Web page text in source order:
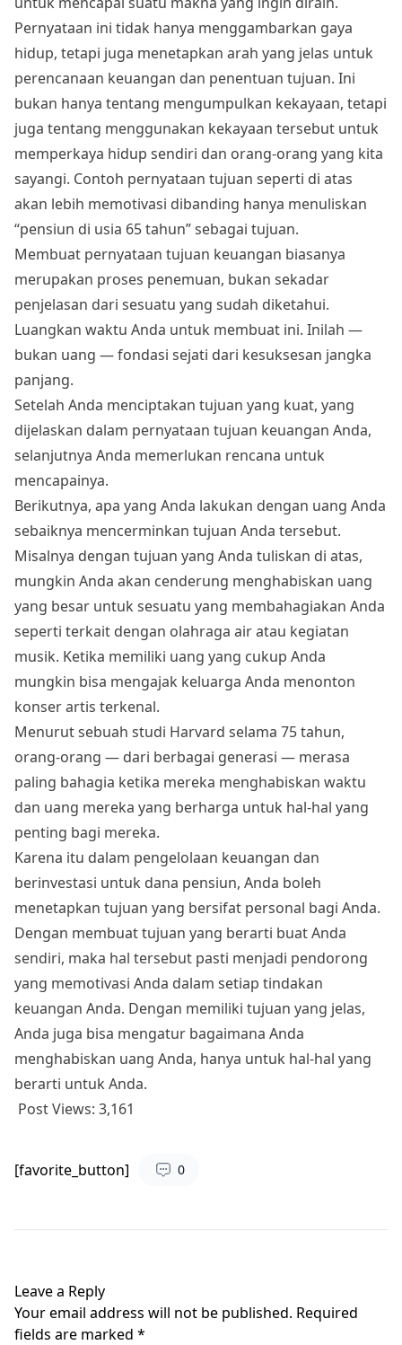
Pernyataan ini tidak hanya menggambarkan gaya
hidup, tetapi juga menetapkan arah yang jelas untuk
perencanaan keuangan dan penentuan tujuan. Ini
bukan hanya tentang mengumpulkan kekayaan, tetapi
juga tentang menggunakan kekayaan tersebut untuk
memperkaya hidup sendiri dan orang-orang yang kita
sayangi. Contoh pernyataan tujuan seperti di atas
akan lebih memotivasi dibanding hanya menuliskan
“pensiun di usia 65 tahun” sebagai tujuan.
Membuat pernyataan tujuan keuangan biasanya
merupakan proses penemuan, bukan sekadar
penjelasan dari sesuatu yang sudah diketahui.
Luangkan waktu Anda untuk membuat ini. Inilah —
bukan uang — fondasi sejati dari kesuksesan jangka
panjang.
Setelah Anda menciptakan tujuan yang kuat, yang
dijelaskan dalam pernyataan tujuan keuangan Anda,
selanjutnya Anda memerlukan rencana untuk
mencapainya.
Berikutnya, apa yang Anda lakukan dengan uang Anda
sebaiknya mencerminkan tujuan Anda tersebut.
Misalnya dengan tujuan yang Anda tuliskan di atas,
mungkin Anda akan cenderung menghabiskan uang
yang besar untuk sesuatu yang membahagiakan Anda
seperti terkait dengan olahraga air atau kegiatan
musik. Ketika memiliki uang yang cukup Anda
mungkin bisa mengajak keluarga Anda menonton
konser artis terkenal.
Menurut sebuah studi Harvard selama 75 tahun,
orang-orang — dari berbagai generasi — merasa
paling bahagia ketika mereka menghabiskan waktu
dan uang mereka yang berharga untuk hal-hal yang
penting bagi mereka.
Karena itu dalam pengelolaan keuangan dan
berinvestasi untuk dana pensiun, Anda boleh
menetapkan tujuan yang bersifat personal bagi Anda.
Dengan membuat tujuan yang berarti buat Anda
sendiri, maka hal tersebut pasti menjadi pendorong
yang memotivasi Anda dalam setiap tindakan
keuangan Anda. Dengan memiliki tujuan yang jelas,
Anda juga bisa mengatur bagaimana Anda
menghabiskan uang Anda, hanya untuk hal-hal yang
berarti untuk Anda.
Post Views: 3,161
[favorite_button] 0
Leave a Reply
Your email address will not be published. Required
fields are marked *